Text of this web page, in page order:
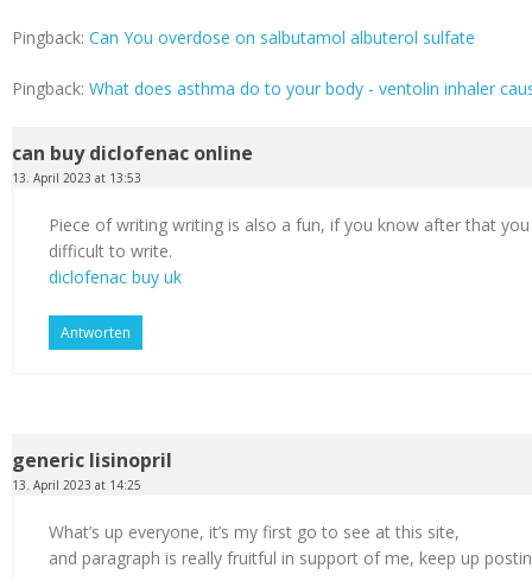
Pingback: Can You overdose on salbutamol albuterol sulfate
Pingback: What does asthma do to your body - ventolin inhaler
can buy diclofenac online
13. April 2023 at 13:53
Piece of writing writing is also a fun, if you know after that
difficult to write.
diclofenac buy uk
Antworten
generic lisinopril
13. April 2023 at 14:25
What’s up everyone, it’s my first go to see at this site,
and paragraph is really fruitful in support of me, keep up